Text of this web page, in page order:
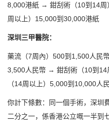
8,000港紙 → 鉗刮術（10到14
周以上）15,000到30,000港紙
深圳三甲醫院：
藥流（7周內）500到1,500人民
3,500人民幣 → 鉗刮術（10到
（14周以上）5,000到10,000人
你計下條數：同一個手術，深圳
二分之一，係香港公立嘅一半到